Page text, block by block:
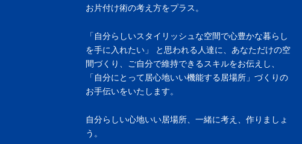
お片付け術の考え方をプラス。
「自分らしいスタイリッシュな空間で心豊かな暮らし
を手に入れたい」 と思われる人達に、あなただけの空
間づくり、ご自分で維持できるスキルをお伝えし、
「自分にとって居心地いい機能する居場所」づくりの
お手伝いをいたします。
自分らしい心地いい居場所、一緒に考え、作りましょ
う。